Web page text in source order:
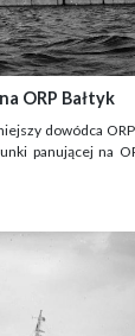
ORP Bałtyk
dowódca
panującej na